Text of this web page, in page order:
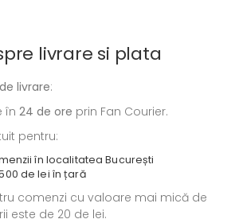
livrare si plata
livrare:
în 24 de ore prin Fan Courier.
pentru:
în localitatea București
de lei în țară
comenzi cu valoare mai mică de
este de 20 de lei.